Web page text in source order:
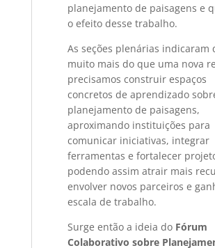
planejamento de paisagens e
o efeito desse trabalho.
As seções plenárias indicaram
muito mais do que uma nova
precisamos construir espaços
concretos de aprendizado
planejamento de paisagens,
aproximando instituições para
comunicar iniciativas, integrar
ferramentas e fortalecer
podendo assim atrair mais
envolver novos parceiros e
escala de trabalho.
Surge então a ideia do Fórum
Colaborativo sobre